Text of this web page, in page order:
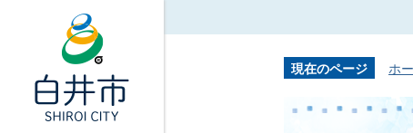
現在のページ ホ